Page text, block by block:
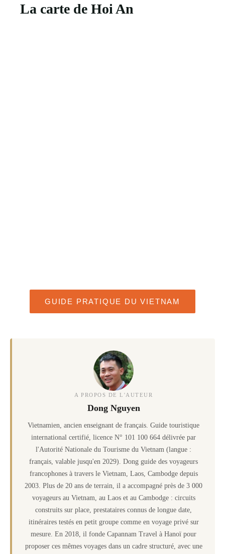
La carte de Hoi An
GUIDE PRATIQUE DU VIETNAM
A PROPOS DE L'AUTEUR
Dong Nguyen
Vietnamien, ancien enseignant de français. Guide touristique
international certifié, licence N° 101 100 664 délivrée par
l'Autorité Nationale du Tourisme du Vietnam (langue :
français, valable jusqu'en 2029). Dong guide des voyageurs
francophones à travers le Vietnam, Laos, Cambodge depuis
2003. Plus de 20 ans de terrain, il a accompagné près de 3 000
voyageurs au Vietnam, au Laos et au Cambodge : circuits
construits sur place, prestataires connus de longue date,
itinéraires testés en petit groupe comme en voyage privé sur
mesure. En 2018, il fonde Capannam Travel à Hanoï pour
proposer ces mêmes voyages dans un cadre structuré, avec une